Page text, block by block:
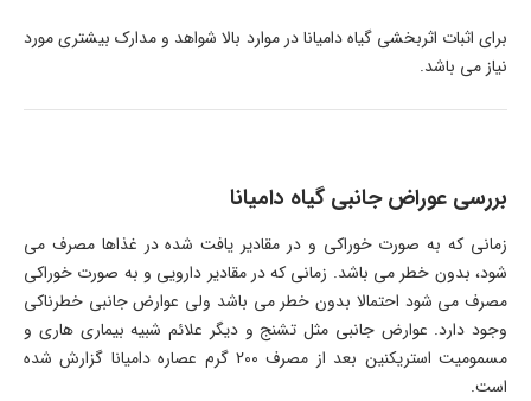
برای اثبات اثربخشی گیاه دامیانا در موارد بالا شواهد و مدارک بیشتری مورد
نیاز می باشد.
بررسی عوراض جانبی گیاه دامیانا
زمانی که به صورت خوراکی و در مقادیر یافت شده در غذاها مصرف می
شود، بدون خطر می باشد. زمانی که در مقادیر دارویی و به صورت خوراکی
مصرف می شود احتمالا بدون خطر می باشد ولی عوارض جانبی خطرناکی
وجود دارد. عوارض جانبی مثل تشنج و دیگر علائم شبیه بیماری هاری و
مسمومیت استریکنین بعد از مصرف 200 گرم عصاره دامیانا گزارش شده
است.